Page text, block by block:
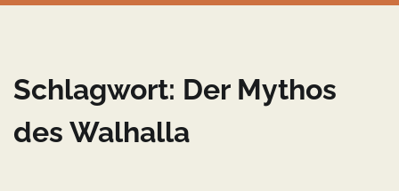
Schlagwort: Der Mythos
des Walhalla